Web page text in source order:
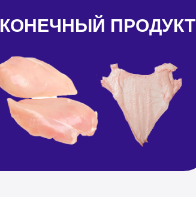
КОНЕЧНЫЙ ПРОДУКТ